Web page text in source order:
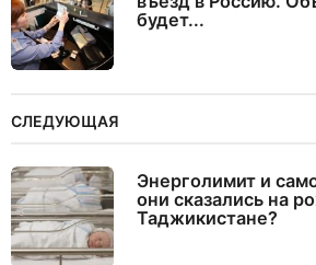
будет...
СЛЕДУЮЩАЯ
Энерголимит и
они сказались на
Таджикистане?